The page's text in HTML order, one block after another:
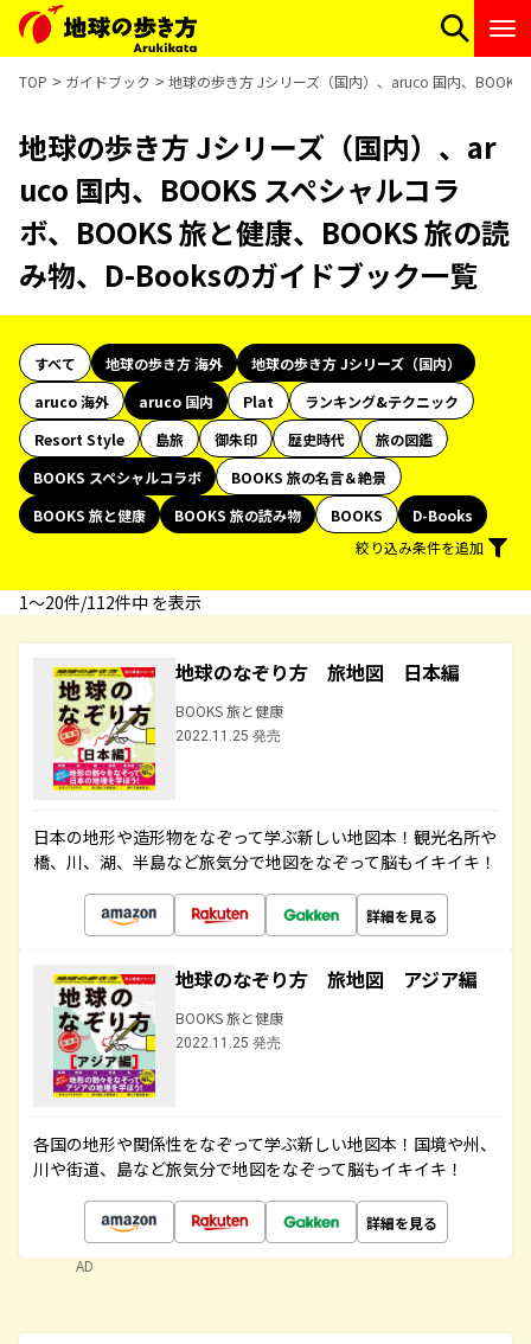
TOP ガイドブック 地球の歩き方 Jシリーズ（国内）、aruco 国内、
地球の歩き方 Jシリーズ（国内）、ar
uco 国内、BOOKS スペシャルコラ
ボ、BOOKS 旅と健康、BOOKS 旅の読
み物、D-Booksのガイドブック一覧
すべて 地球の歩き方 海外
地球の歩き方 Jシリーズ（国内）
aruco 海外
aruco 国内 Plat
ランキング&テクニック
Resort Style
島旅 御朱印 歴史時代
旅の図鑑
BOOKS スペシャルコラボ
BOOKS 旅の名言＆絶景
BOOKS 旅と健康
BOOKS 旅の読み物 BOOKS
D-Books
絞り込み条件を追加
1〜20件/112件中 を表示
地球のなぞり方 旅地図 日本編
BOOKS 旅と健康
2022.11.25 発売
日本の地形や造形物をなぞって学ぶ新しい地図本！観光名所や
橋、川、湖、半島など旅気分で地図をなぞって脳もイキイキ！
詳細を見る
地球のなぞり方 旅地図 アジア編
BOOKS 旅と健康
2022.11.25 発売
各国の地形や関係性をなぞって学ぶ新しい地図本！国境や州、
川や街道、島など旅気分で地図をなぞって脳もイキイキ！
詳細を見る
AD